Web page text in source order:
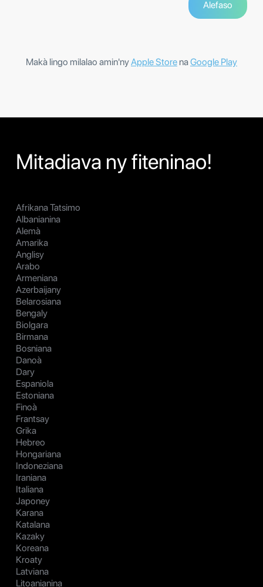
Makà lingo milalao amin'nyApple Store naGoogle Play
Mitadiava ny fiteninao!
Afrikana Tatsimo
Albanianina
Alemà
Amarika
Anglisy
Arabo
Armeniana
Azerbaijany
Belarosiana
Bengaly
Biolgara
Birmana
Bosniana
Danoà
Dary
Espaniola
Estoniana
Finoà
Frantsay
Grika
Hebreo
Hongariana
Indoneziana
Iraniana
Italiana
Japoney
Karana
Katalana
Kazaky
Koreana
Kroaty
Latviana
Litoanianina